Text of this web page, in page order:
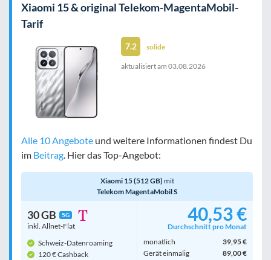
Xiaomi 15 & original Telekom-MagentaMobil-
Tarif
7.2 solide
aktualisiert am 03.08.2026
Alle 10 Angebote und weitere Informationen findest Du
im Beitrag. Hier das Top-Angebot:
Xiaomi 15 (512 GB) mit
Telekom MagentaMobil S
30 GB 5G
inkl. Allnet-Flat
Schweiz-Datenroaming
120 € Cashback
40,53 €
Durchschnitt pro Monat
monatlich
39,95 €
Gerät einmalig
89,00 €